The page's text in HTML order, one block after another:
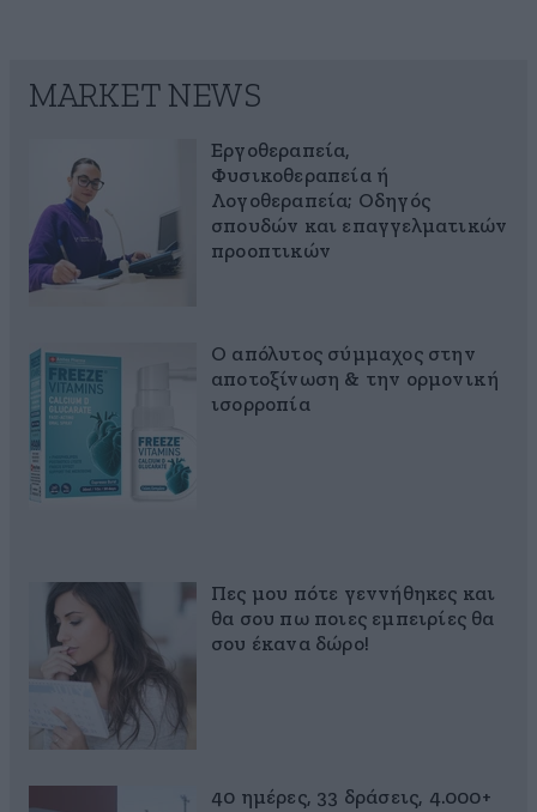
MARKET NEWS
Εργοθεραπεία,
Φυσικοθεραπεία ή
Λογοθεραπεία; Οδηγός
σπουδών και επαγγελματικών
προοπτικών
Ο απόλυτος σύμμαχος στην
αποτοξίνωση & την ορμονική
ισορροπία
Πες μου πότε γεννήθηκες και
θα σου πω ποιες εμπειρίες θα
σου έκανα δώρο!
40 ημέρες, 33 δράσεις, 4.000+